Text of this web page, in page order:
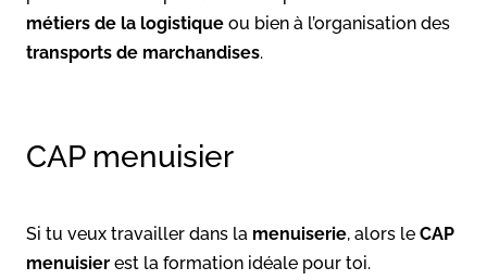
métiers de la logistique ou bien à l’organisation des
transports de marchandises.
CAP menuisier
Si tu veux travailler dans la menuiserie, alors le CAP
menuisier est la formation idéale pour toi.